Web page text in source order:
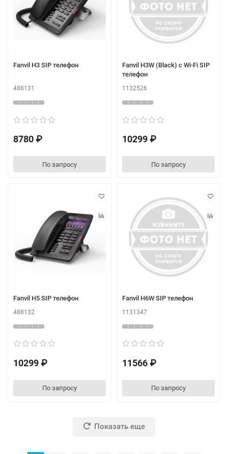
Fanvil H3 SIP телефон
488131
8780 ₽
По запросу
Fanvil H3W (Black) с Wi-Fi SIP
телефон
1132526
10299 ₽
По запросу
Fanvil H5 SIP телефон
488132
10299 ₽
По запросу
Fanvil H6W SIP телефон
1131347
11566 ₽
По запросу
Показать еще